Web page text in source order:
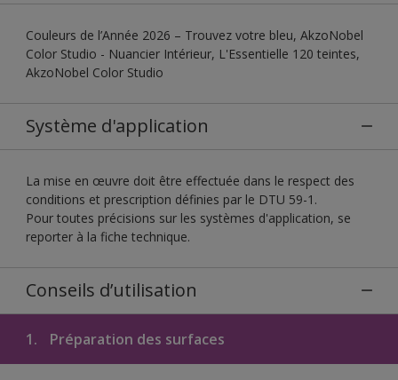
Couleurs de l’Année 2026 – Trouvez votre bleu, AkzoNobel
Color Studio - Nuancier Intérieur, L'Essentielle 120 teintes,
AkzoNobel Color Studio
Système d'application
La mise en œuvre doit être effectuée dans le respect des
conditions et prescription définies par le DTU 59-1.
Pour toutes précisions sur les systèmes d'application, se
reporter à la fiche technique.
Conseils d’utilisation
1. Préparation des surfaces